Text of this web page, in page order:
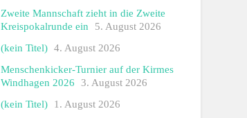
Zweite Mannschaft zieht in die Zweite
Kreispokalrunde ein
5. August 2026
(kein Titel) 4. August 2026
Menschenkicker-Turnier auf der Kirmes
Windhagen 2026 3. August 2026
(kein Titel) 1. August 2026